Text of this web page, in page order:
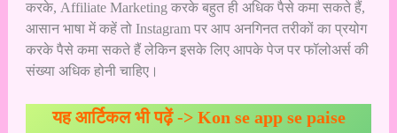
करके, Affiliate Marketing करके बहुत ही अधिक पैसे कमा सकते हैं,
आसान भाषा में कहें तो Instagram पर आप अनगिनत तरीकों का प्रयोग
करके पैसे कमा सकते हैं लेकिन इसके लिए आपके पेज पर फॉलोअर्स की
संख्या अधिक होनी चाहिए।
यह आर्टिकल भी पढ़ें -> Kon se app se paise